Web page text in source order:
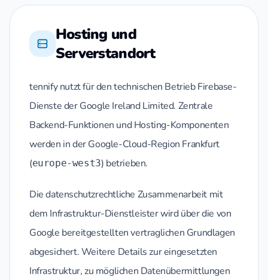
Hosting und
Serverstandort
tennify nutzt für den technischen Betrieb Firebase-
Dienste der Google Ireland Limited. Zentrale
Backend-Funktionen und Hosting-Komponenten
werden in der Google-Cloud-Region Frankfurt
(europe-west3) betrieben.
Die datenschutzrechtliche Zusammenarbeit mit
dem Infrastruktur-Dienstleister wird über die von
Google bereitgestellten vertraglichen Grundlagen
abgesichert. Weitere Details zur eingesetzten
Infrastruktur, zu möglichen Datenübermittlungen